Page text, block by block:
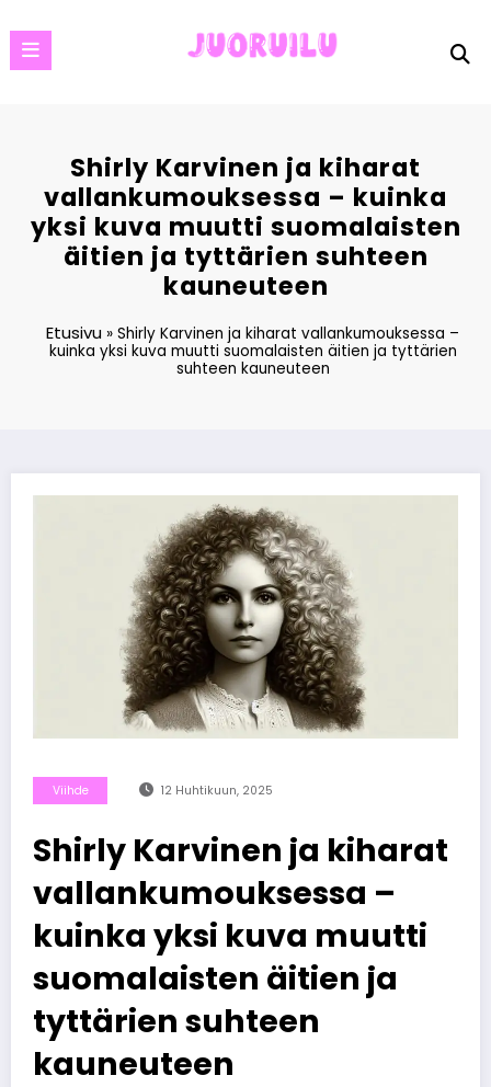
to
content
Shirly Karvinen ja kiharat
vallankumouksessa – kuinka
yksi kuva muutti suomalaisten
äitien ja tyttärien suhteen
kauneuteen
Etusivu »Shirly Karvinen ja kiharat vallankumouksessa –
kuinka yksi kuva muutti suomalaisten äitien ja tyttärien
suhteen kauneuteen
Viihde 12 Huhtikuun, 2025
Shirly Karvinen ja kiharat
vallankumouksessa –
kuinka yksi kuva muutti
suomalaisten äitien ja
tyttärien suhteen
kauneuteen